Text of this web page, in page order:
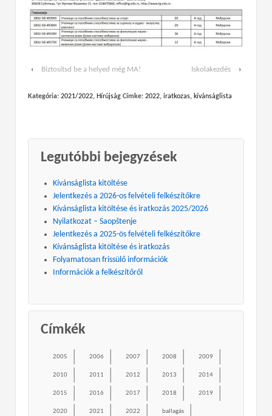
‹ Biztosítsd be a helyed még MA! Iskolakezdés ›
Kategória: 2021/2022, Hírújság Címke: 2022, iratkozas, kívánságlista
Legutóbbi bejegyzések
Kívánságlista kitöltése
Jelentkezés a 2026-os felvételi felkészítőkre
Kívánságlista kitöltése és iratkozás 2025/2026
Nyilatkozat – Saopštenje
Jelentkezés a 2025-ös felvételi felkészítőkre
Kívánságlista kitöltése és iratkozás
Folyamatosan frissülő információk
Információk a felkészítőről
Címkék
2005 2006 2007 2008 2009
2010 2011 2012 2013 2014
2015 2016 2017 2018 2019
2020 2021 2022 ballagás